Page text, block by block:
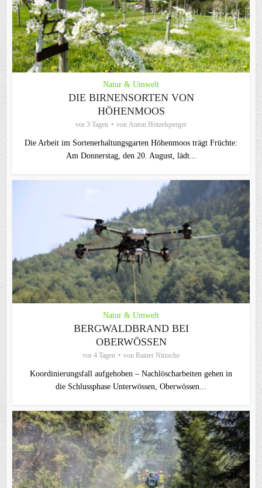
Natur & Umwelt
DIE BIRNENSORTEN VON
HÖHENMOOS
vor 3 Tagen von Anton Hötzelsperger
Die Arbeit im Sortenerhaltungsgarten Höhenmoos trägt Früchte:
Am Donnerstag, den 20. August, lädt...
Natur & Umwelt
BERGWALDBRAND BEI
OBERWÖSSEN
vor 4 Tagen von Rainer Nitzsche
Koordinierungsfall aufgehoben – Nachlöscharbeiten gehen in
die Schlussphase Unterwössen, Oberwössen...